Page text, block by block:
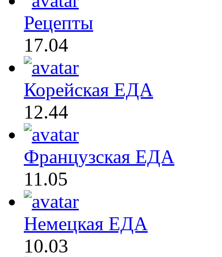
Рецепты
17.04
Корейская ЕДА
12.44
Французская ЕДА
11.05
Немецкая ЕДА
10.03